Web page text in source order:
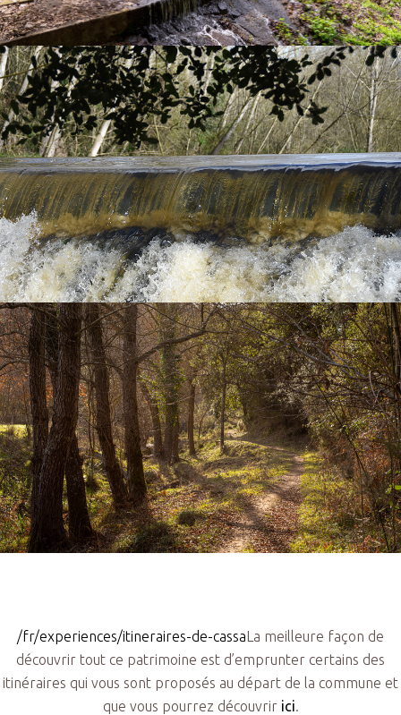
/fr/experiences/itineraires-de-cassaLa meilleure façon de
découvrir tout ce patrimoine est d’emprunter certains des
itinéraires qui vous sont proposés au départ de la commune et
que vous pourrez découvrir ici.